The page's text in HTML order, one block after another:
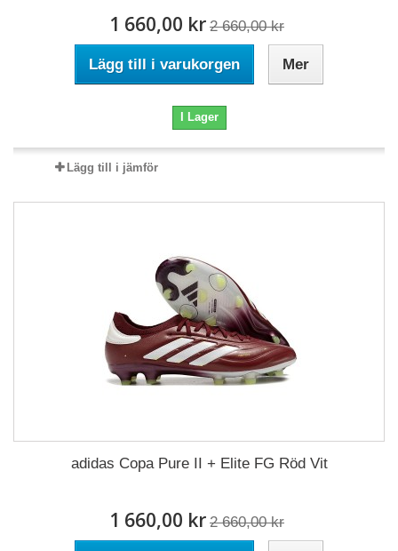
1 660,00 kr 2 660,00 kr
Lägg till i varukorgen Mer
I Lager
Lägg till i jämför
adidas Copa Pure II + Elite FG Röd Vit
1 660,00 kr 2 660,00 kr